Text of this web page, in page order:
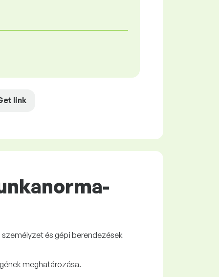
link
és gépi berendezések
meghatározása.